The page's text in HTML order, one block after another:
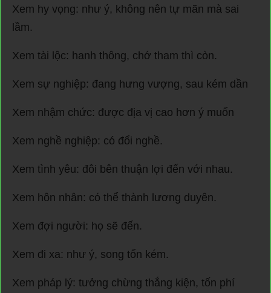
Xem hy vọng: như ý, không nên tự mãn mà sai
lầm.
Xem tài lộc: hanh thông, chớ tham thì còn.
Xem sự nghiệp: đang hưng vượng, sau kém dần
Xem nhậm chức: được địa vị cao hơn ý muốn
Xem nghề nghiệp: có đổi nghề.
Xem tình yêu: đôi bên thuận lợi đến với nhau.
Xem hôn nhân: có thể thành lương duyên.
Xem đợi người: họ sẽ đến.
Xem đi xa: như ý, song tốn kém.
Xem pháp lý: tưởng chừng thắng kiện, tốn phí